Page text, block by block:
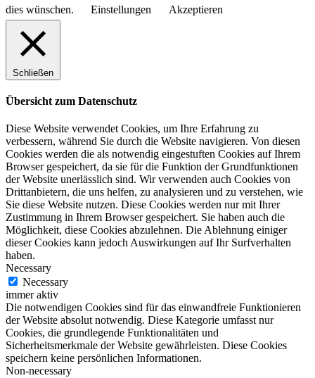
dies wünschen.
Einstellungen Akzeptieren
Schließen
Übersicht zum Datenschutz
Diese Website verwendet Cookies, um Ihre Erfahrung zu
verbessern, während Sie durch die Website navigieren. Von diesen
Cookies werden die als notwendig eingestuften Cookies auf Ihrem
Browser gespeichert, da sie für die Funktion der Grundfunktionen
der Website unerlässlich sind. Wir verwenden auch Cookies von
Drittanbietern, die uns helfen, zu analysieren und zu verstehen, wie
Sie diese Website nutzen. Diese Cookies werden nur mit Ihrer
Zustimmung in Ihrem Browser gespeichert. Sie haben auch die
Möglichkeit, diese Cookies abzulehnen. Die Ablehnung einiger
dieser Cookies kann jedoch Auswirkungen auf Ihr Surfverhalten
haben.
Necessary
Necessary
immer aktiv
Die notwendigen Cookies sind für das einwandfreie Funktionieren
der Website absolut notwendig. Diese Kategorie umfasst nur
Cookies, die grundlegende Funktionalitäten und
Sicherheitsmerkmale der Website gewährleisten. Diese Cookies
speichern keine persönlichen Informationen.
Non-necessary